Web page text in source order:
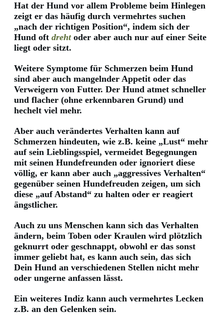
Hat der Hund vor allem Probleme beim Hinlegen
zeigt er das häufig durch vermehrtes suchen
„nach der richtigen Position“, indem sich der
Hund oft drehtoder aber auch nur auf einer Seite
liegt oder sitzt.
Weitere Symptome für Schmerzen beim Hund
sind aber auch mangelnder Appetit oder das
Verweigern von Futter. Der Hund atmet schneller
und flacher (ohne erkennbaren Grund) und
hechelt viel mehr.
Aber auch verändertes Verhalten kann auf
Schmerzen hindeuten, wie z.B. keine „Lust“ mehr
auf sein Lieblingsspiel, vermeidet Begegnungen
mit seinen Hundefreunden oder ignoriert diese
völlig, er kann aber auch „aggressives Verhalten“
gegenüber seinen Hundefreuden zeigen, um sich
diese „auf Abstand“ zu halten oder er reagiert
ängstlicher.
Auch zu uns Menschen kann sich das Verhalten
ändern, beim Toben oder Kraulen wird plötzlich
geknurrt oder geschnappt, obwohl er das sonst
immer geliebt hat, es kann auch sein, das sich
Dein Hund an verschiedenen Stellen nicht mehr
oder ungerne anfassen lässt.
Ein weiteres Indiz kann auch vermehrtes Lecken
z.B. an den Gelenken sein.